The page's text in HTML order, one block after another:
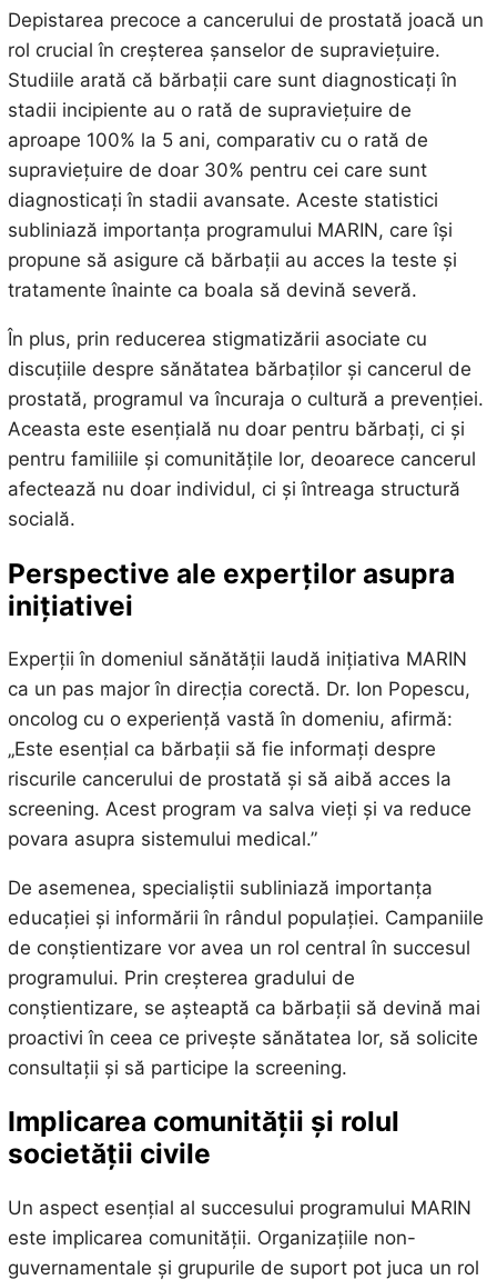
Depistarea precoce a cancerului de prostată joacă un
rol crucial în creșterea șanselor de supraviețuire.
Studiile arată că bărbații care sunt diagnosticați în
stadii incipiente au o rată de supraviețuire de
aproape 100% la 5 ani, comparativ cu o rată de
supraviețuire de doar 30% pentru cei care sunt
diagnosticați în stadii avansate. Aceste statistici
subliniază importanța programului MARIN, care își
propune să asigure că bărbații au acces la teste și
tratamente înainte ca boala să devină severă.
În plus, prin reducerea stigmatizării asociate cu
discuțiile despre sănătatea bărbaților și cancerul de
prostată, programul va încuraja o cultură a prevenției.
Aceasta este esențială nu doar pentru bărbați, ci și
pentru familiile și comunitățile lor, deoarece cancerul
afectează nu doar individul, ci și întreaga structură
socială.
Perspective ale experților asupra
inițiativei
Experții în domeniul sănătății laudă inițiativa MARIN
ca un pas major în direcția corectă. Dr. Ion Popescu,
oncolog cu o experiență vastă în domeniu, afirmă:
„Este esențial ca bărbații să fie informați despre
riscurile cancerului de prostată și să aibă acces la
screening. Acest program va salva vieți și va reduce
povara asupra sistemului medical.”
De asemenea, specialiștii subliniază importanța
educației și informării în rândul populației. Campaniile
de conștientizare vor avea un rol central în succesul
programului. Prin creșterea gradului de
conștientizare, se așteaptă ca bărbații să devină mai
proactivi în ceea ce privește sănătatea lor, să solicite
consultații și să participe la screening.
Implicarea comunității și rolul
societății civile
Un aspect esențial al succesului programului MARIN
este implicarea comunității. Organizațiile non-
guvernamentale și grupurile de suport pot juca un rol